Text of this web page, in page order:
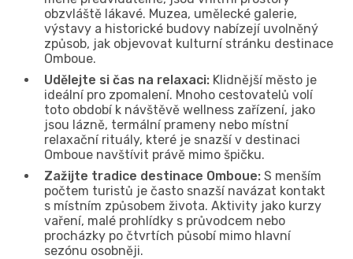
obzvláště lákavé. Muzea, umělecké galerie,
výstavy a historické budovy nabízejí uvolněný
způsob, jak objevovat kulturní stránku destinace
Omboue.
Udělejte si čas na relaxaci: Klidnější město je
ideální pro zpomalení. Mnoho cestovatelů volí
toto období k návštěvě wellness zařízení, jako
jsou lázně, termální prameny nebo místní
relaxační rituály, které je snazší v destinaci
Omboue navštívit právě mimo špičku.
Zažijte tradice destinace Omboue: S menším
počtem turistů je často snazší navázat kontakt
s místním způsobem života. Aktivity jako kurzy
vaření, malé prohlídky s průvodcem nebo
procházky po čtvrtích působí mimo hlavní
sezónu osobněji.